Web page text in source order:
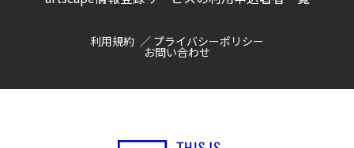
利用規約 プライバシーポリシー
お問い合わせ